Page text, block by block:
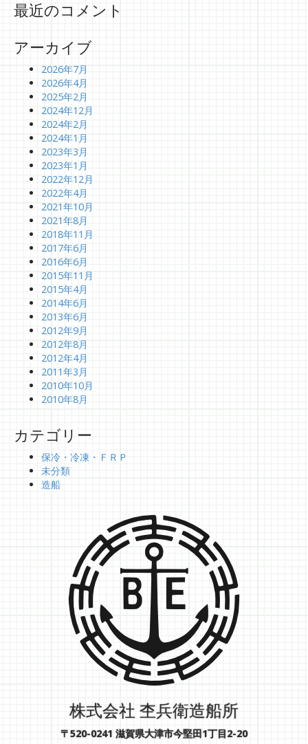
最近のコメント
アーカイブ
2026年7月
2026年4月
2025年2月
2024年12月
2024年2月
2024年1月
2023年3月
2023年1月
2022年12月
2022年4月
2021年10月
2021年8月
2018年11月
2017年6月
2016年6月
2015年11月
2015年4月
2014年6月
2013年6月
2012年9月
2012年8月
2012年4月
2011年3月
2010年10月
2010年8月
カテゴリー
保冷・冷凍・ＦＲＰ
未分類
造船
株式会社 杢兵衛造船所
〒520-0241 滋賀県大津市今堅田1丁目2-20